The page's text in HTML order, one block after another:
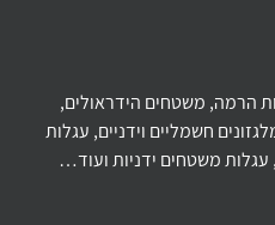
הרמה, משטחים הידראולים,
חשמליים וידניים, עגלות
עגלות משטחים ידניות ועוד…